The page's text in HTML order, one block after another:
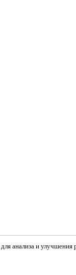
для анализа и улучшения